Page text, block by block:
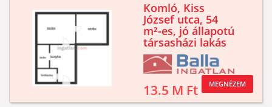
Komló, Kiss
József utca, 54
m²-es, jó állapotú
társasházi lakás
13.5 M Ft MEGNÉZEM